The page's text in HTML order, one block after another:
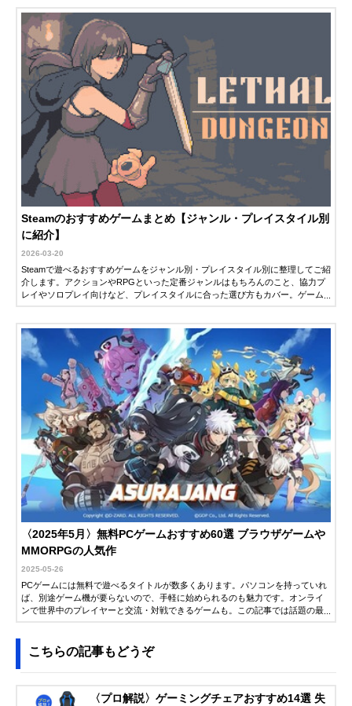
Steamのおすすめゲームまとめ【ジャンル・プレイスタイル別
に紹介】
2026-03-20
Steamで遊べるおすすめゲームをジャンル別・プレイスタイル別に整理してご紹
介します。アクションやRPGといった定番ジャンルはもちろんのこと、協力プ
レイやソロプレイ向けなど、プレイスタイルに合った選び方もカバー。ゲーム
〈2025年5月〉無料PCゲームおすすめ60選 ブラウザゲームや
MMORPGの人気作
2025-05-26
PCゲームには無料で遊べるタイトルが数多くあります。パソコンを持っていれ
ば、別途ゲーム機が要らないので、手軽に始められるのも魅力です。オンライ
ンで世界中のプレイヤーと交流・対戦できるゲームも。この記事では話題の最
こちらの記事もどうぞ
〈プロ解説〉ゲーミングチェアおすすめ14選 失